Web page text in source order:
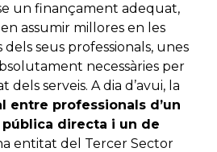
un finançament adequat,
assumir millores en les
seus professionals, unes
necessàries per
serveis. A dia d’avui, la
entre professionals d’un
directa i un de
entitat del Tercer Sector